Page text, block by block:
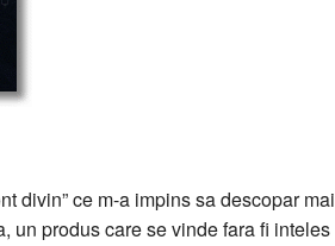
divin” ce m-a impins sa descopar mai
un produs care se vinde fara fi inteles